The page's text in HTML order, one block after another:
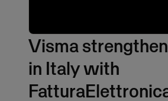
Visma
in Italy with